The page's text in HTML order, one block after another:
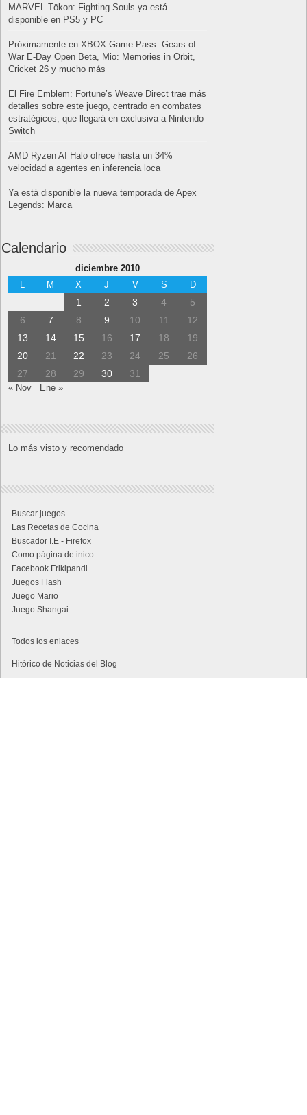
MARVEL Tōkon: Fighting Souls ya está
disponible en PS5 y PC
Próximamente en XBOX Game Pass: Gears of
War E-Day Open Beta, Mio: Memories in Orbit,
Cricket 26 y mucho más
El Fire Emblem: Fortune’s Weave Direct trae más
detalles sobre este juego, centrado en combates
estratégicos, que llegará en exclusiva a Nintendo
Switch
AMD Ryzen AI Halo ofrece hasta un 34%
velocidad a agentes en inferencia loca
Ya está disponible la nueva temporada de Apex
Legends: Marca
Calendario
diciembre 2010
L
M X J V S D
1 2 3 4
5
6
7 8 9 10 11
12
13
14 15 16 17 18
19
20
21 22 23 24 25
26
27
28 29 30 31
« Nov Ene »
Lo más visto y recomendado
Buscar juegos
Las Recetas de Cocina
Buscador I.E - Firefox
Como página de inico
Facebook Frikipandi
Juegos Flash
Juego Mario
Juego Shangai
Todos los enlaces
Hitórico de Noticias del Blog